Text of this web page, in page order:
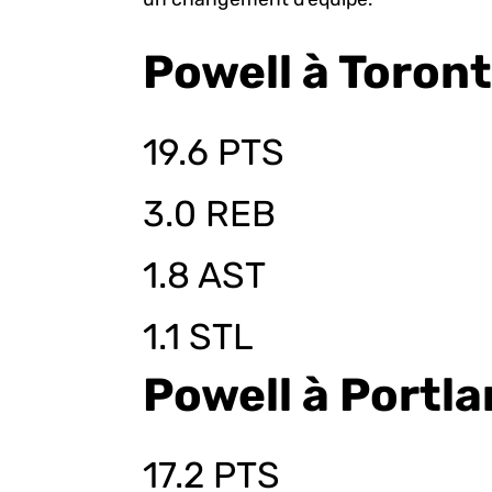
Powell à
19.6 PTS
3.0 REB
1.8 AST
1.1 STL
Powell à
17.2 PTS